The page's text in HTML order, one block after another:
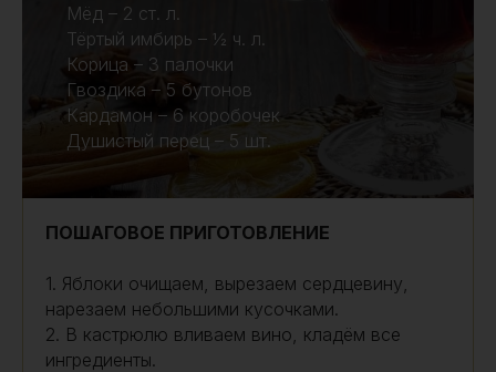
Мёд – 2 ст. л.
Тёртый имбирь – ½ ч. л.
Корица – 3 палочки
Гвоздика – 5 бутонов
Кардамон – 6 коробочек
Душистый перец – 5 шт.
ПОШАГОВОЕ ПРИГОТОВЛЕНИЕ
1. Яблоки очищаем, вырезаем сердцевину,
нарезаем небольшими кусочками.
2. В кастрюлю вливаем вино, кладём все
ингредиенты.